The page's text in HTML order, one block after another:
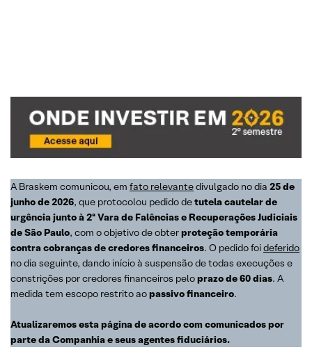
A Braskem comunicou, em fato relevantedivulgado no dia 25 de
junho de 2026, que protocolou pedido detutela cautelar de
urgência junto à 2ª Vara de Falências e Recuperações Judiciais
de São Paulo, com o objetivo de obterproteção temporária
contra cobranças de credores financeiros. O pedido foideferido
no dia seguinte, dando início à suspensão de todas execuções e
constrições por credores financeiros peloprazo de 60 dias. A
medida tem escopo restrito aopassivo financeiro.
Atualizaremos esta página de acordo com comunicados por
parte da Companhia e seus agentes fiduciários.